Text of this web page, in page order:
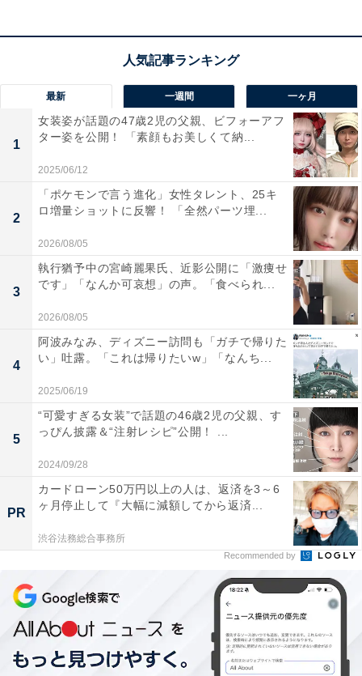
最新 一週間 一ヶ月
1
女装姿が話題の47歳2児の父親、ビフォーアフ
ター姿を公開！ 「素顔もお美しくて納...
2025/06/12
2
「ポケモンで言う進化」女性タレント、25キ
ロ増量ショットに反響！ 「全然パーツ埋...
2026/08/05
3
執行猶予中の宮崎麗果氏、近影公開に「激痩せ
です」「なんか可哀想」の声。「食べられ...
2026/08/05
4
阿波みなみ、ディズニー訪問も「ガチで帰りた
い」吐露。「これは帰りたいw」「なんち...
2025/06/19
5
“可愛すぎる女装”で話題の46歳2児の父親、す
っぴん披露＆“注射レシピ”公開！ ...
2024/09/28
PR
カードローン50万円以上の人は、返済を3～6
ヶ月停止して『大幅に減額してから返済...
渋谷法務総合事務所
Recommended by